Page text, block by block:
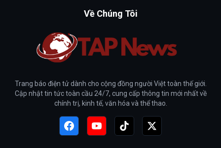
Về Chúng Tôi
Trang báo điện tử dành cho cộng đồng người Việt toàn thế giới.
Cập nhật tin tức toàn cầu 24/7, cung cấp thông tin mới nhất về
chính trị, kinh tế, văn hóa và thể thao.